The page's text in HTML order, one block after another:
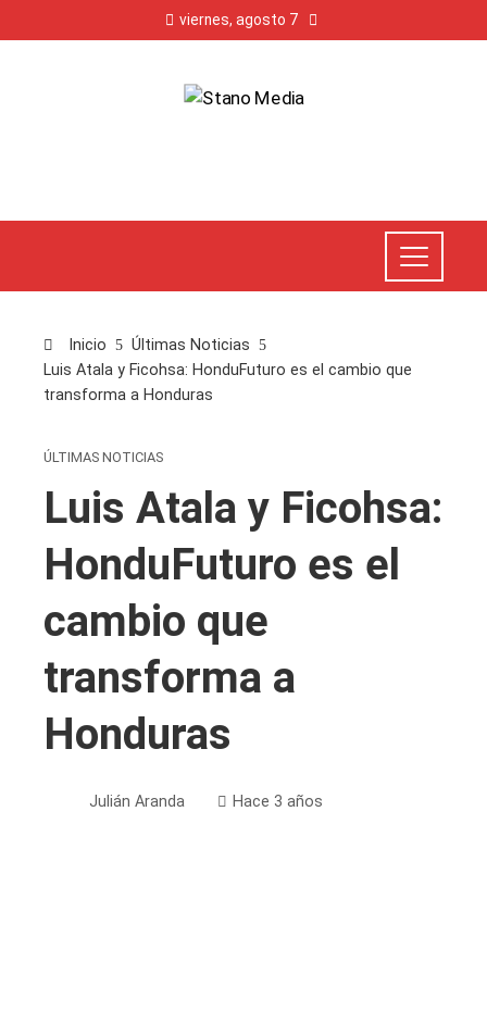
viernes, agosto 7
Inicio
Últimas Noticias
Luis Atala y Ficohsa: HonduFuturo es el cambio que
transforma a Honduras
ÚLTIMAS NOTICIAS
Luis Atala y Ficohsa:
HonduFuturo es el
cambio que
transforma a
Honduras
Julián Aranda Hace 3 años